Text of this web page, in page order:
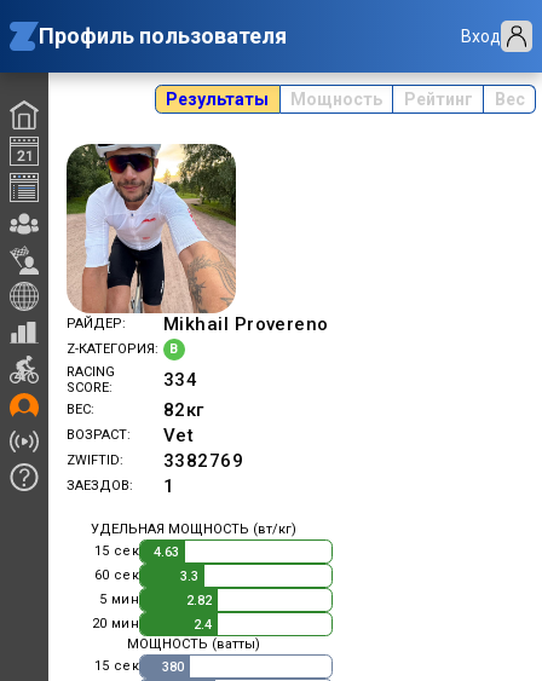
Профиль пользователя Вход
Результаты Мощность Рейтинг Вес
РАЙДЕР Mikhail Provereno
Z-КАТЕГОРИЯ
B
RACING
SCORE
334
ВЕС 82кг
ВОЗРАСТ Vet
ZWIFTID 3382769
ЗАЕЗДОВ 1
УДЕЛЬНАЯ МОЩНОСТЬ (вт/кг)
15 сек
4.63
60 сек
3.3
5 мин
2.82
20 мин
2.4
МОЩНОСТЬ (ватты)
15 сек
380